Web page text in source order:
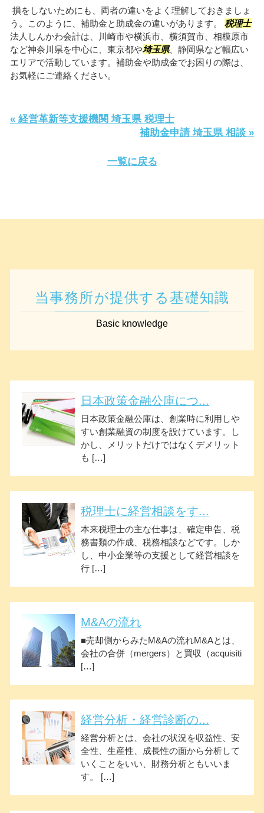
損をしないためにも、両者の違いをよく理解しておきましょ
う。このように、補助金と助成金の違いがあります。 税理士
法人しんかわ会計は、川崎市や横浜市、横須賀市、相模原市
など神奈川県を中心に、東京都や埼玉県、静岡県など幅広い
エリアで活動しています。補助金や助成金でお困りの際は、
お気軽にご連絡ください。
« 経営革新等支援機関 埼玉県 税理士
補助金申請 埼玉県 相談 »
一覧に戻る
当事務所が提供する基礎知識
Basic knowledge
日本政策金融公庫につ...
日本政策金融公庫は、創業時に利用しや
すい創業融資の制度を設けています。し
かし、メリットだけではなくデメリット
も […]
税理士に経営相談をす...
本来税理士の主な仕事は、確定申告、税
務書類の作成、税務相談などです。しか
し、中小企業等の支援として経営相談を
行 […]
M&Aの流れ
■売却側からみたM&Aの流れM&Aとは、
会社の合併（mergers）と買収（acquisiti
[…]
経営分析・経営診断の...
経営分析とは、会社の状況を収益性、安
全性、生産性、成長性の面から分析して
いくことをいい、財務分析ともいいま
す。 […]